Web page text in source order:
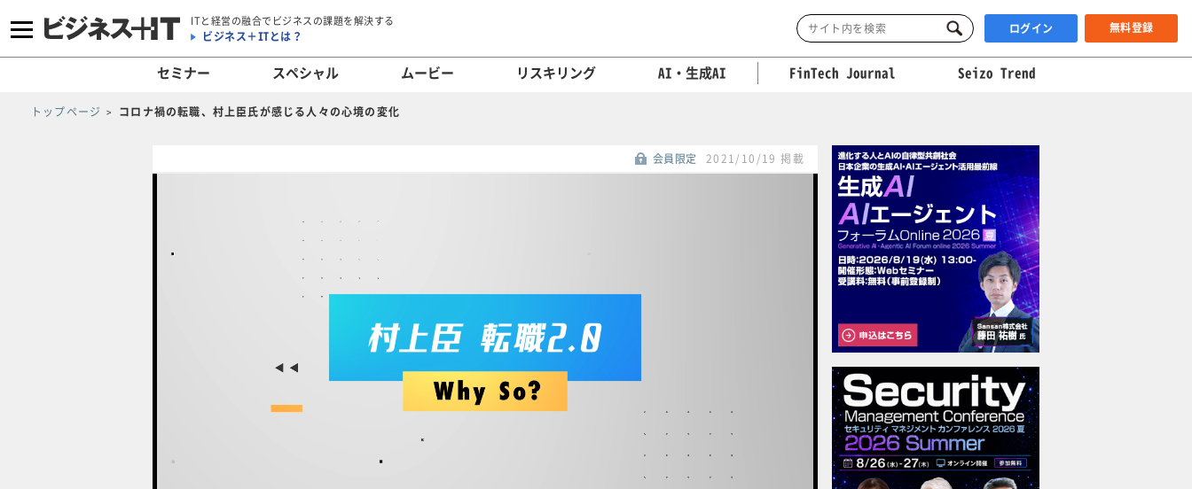
ITと経営の融合でビジネスの課題を解決する
ビジネス＋ITとは？ ログイン 無料登録
セミナー スペシャル ムービー リスキリング AI・生成AI FinTech Journal Seizo Trend
トップページ コロナ禍の転職、村上臣氏が感じる人々の心境の変化
会員限定 2021/10/19 掲載